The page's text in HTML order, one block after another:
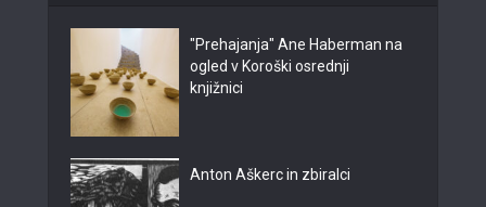
"Prehajanja" Ane Haberman na
ogled v Koroški osrednji
knjižnici
Anton Aškerc in zbiralci